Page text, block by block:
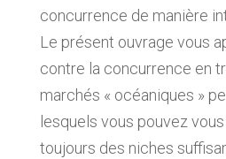
concurrence de manière
Le présent ouvrage vous
contre la concurrence en
marchés « océaniques »
lesquels vous pouvez
toujours des niches